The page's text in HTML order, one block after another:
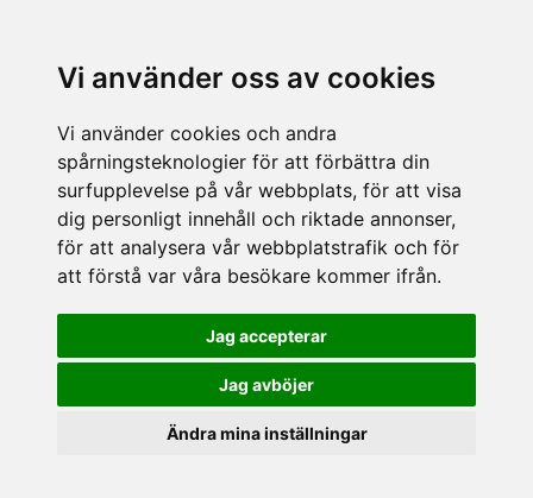
Vi använder oss av cookies
Vi använder cookies och andra
spårningsteknologier för att förbättra din
surfupplevelse på vår webbplats, för att visa
dig personligt innehåll och riktade annonser,
för att analysera vår webbplatstrafik och för
att förstå var våra besökare kommer ifrån.
Jag accepterar
Jag avböjer
Ändra mina inställningar